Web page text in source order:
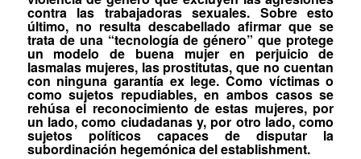
contra las trabajadoras sexuales. Sobre esto
último, no resulta descabellado afirmar que se
trata de una “tecnología de género” que protege
un modelo de buena mujeren perjuicio de
lasmalas mujeres, las prostitutas, que no cuentan
con ninguna garantía ex lege. Como víctimas o
como sujetos repudiables, en ambos casos se
rehúsa el reconocimiento de estas mujeres, por
un lado, como ciudadanasy, por otro lado, como
sujetos políticos capaces de disputar la
subordinación hegemónica delestablishment.